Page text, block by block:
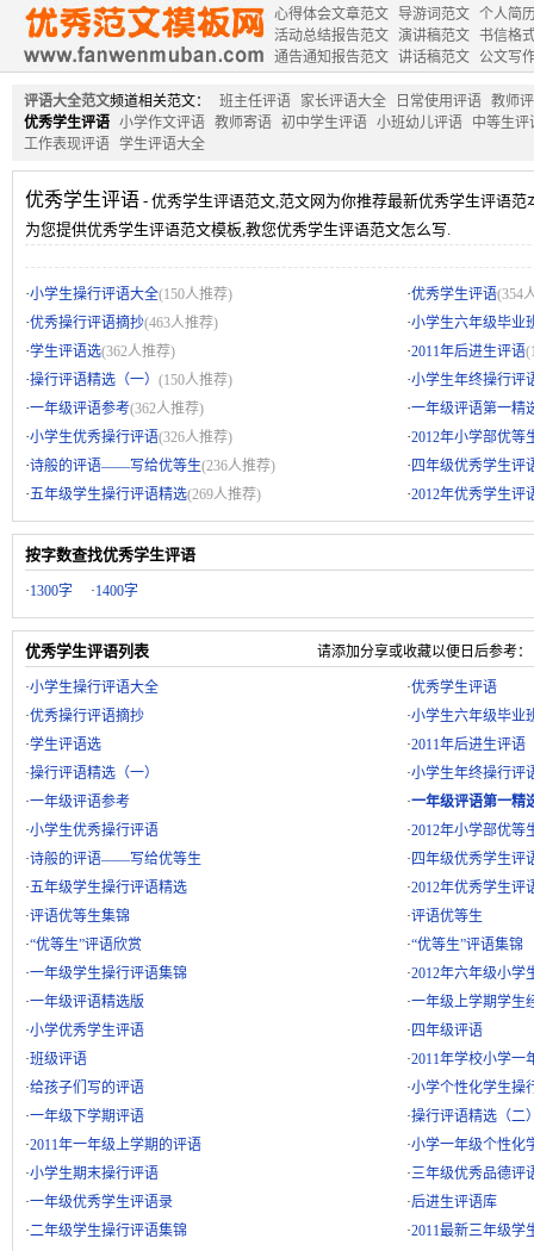
心得体会文章范文 导游词范文 个人简
活动总结报告范文 演讲稿范文 书信格
通告通知报告范文 讲话稿范文 公文写
评语大全范文频道相关范文： 班主任评语 家长评语大全 日常使用评语 教师
优秀学生评语 小学作文评语 教师寄语 初中学生评语 小班幼儿评语
中等生评
工作表现评语 学生评语大全
优秀学生评语 - 优秀学生评语范文,范文网为你推荐最新优秀学生评语
为您提供优秀学生评语范文模板,教您优秀学生评语范文怎么写.
·小学生操行评语大全(150人推荐) ·优秀学生评语(354
·优秀操行评语摘抄(463人推荐) ·小学生六年级毕业
·学生评语选(362人推荐) ·2011年后进生评语
·操行评语精选（一） (150人推荐) ·小学生年终操行评
·一年级评语参考(362人推荐) ·一年级评语第一精
·小学生优秀操行评语(326人推荐) ·2012年小学部优等
·诗般的评语——写给优等生(236人推荐) · 四年级优秀学生评
·五年级学生操行评语精选(269人推荐) ·2012年优秀学生评
按字数查找优秀学生评语
·1300字 ·1400字
优秀学生评语列表 请添加分享或收藏以便日后参考：
·小学生操行评语大全 ·优秀学生评语
·优秀操行评语摘抄 ·小学生六年级毕业
·学生评语选 ·2011年后进生评语
·操行评语精选（一） ·小学生年终操行评
·一年级评语参考 ·一年级评语第一精
·小学生优秀操行评语 ·2012年小学部优等
·诗般的评语——写给优等生 · 四年级优秀学生评
·五年级学生操行评语精选 ·2012年优秀学生评
·评语优等生集锦 ·评语优等生
·“优等生”评语欣赏 ·“优等生”评语集锦
·一年级学生操行评语集锦 ·2012年六年级小学
·一年级评语精选版 ·一年级上学期学生
·小学优秀学生评语 · 四年级评语
·班级评语 ·2011年学校小学一
·给孩子们写的评语 ·小学个性化学生操
·一年级下学期评语 ·操行评语精选（二
·2011年一年级上学期的评语 ·小学一年级个性化
·小学生期末操行评语 ·三年级优秀品德评
·一年级优秀学生评语录 ·后进生评语库
·二年级学生操行评语集锦 ·2011最新三年级学